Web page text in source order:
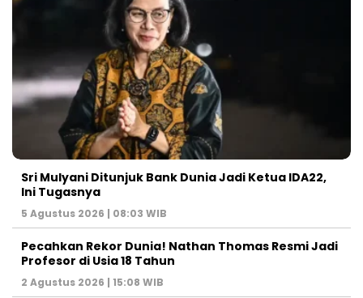
Sri Mulyani Ditunjuk Bank Dunia Jadi Ketua IDA22,
Ini Tugasnya
5 Agustus 2026 | 08:03 WIB
Pecahkan Rekor Dunia! Nathan Thomas Resmi Jadi
Profesor di Usia 18 Tahun
2 Agustus 2026 | 15:08 WIB